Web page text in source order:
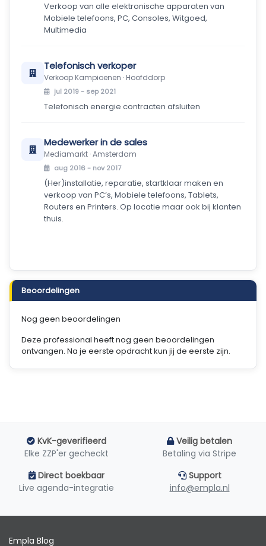
Verkoop van alle elektronische apparaten van
Mobiele telefoons, PC, Consoles, Witgoed,
Multimedia
Telefonisch verkoper
Verkoop Kampioenen · Hoofddorp
jul 2019 - sep 2021
Telefonisch energie contracten afsluiten
Medewerker in de sales
Mediamarkt · Amsterdam
aug 2016 - nov 2017
(Her)installatie, reparatie, startklaar maken en
verkoop van PC’s, Mobiele telefoons, Tablets,
Routers en Printers. Op locatie maar ook bij klanten
thuis.
Beoordelingen
Nog geen beoordelingen
Deze professional heeft nog geen beoordelingen
ontvangen. Na je eerste opdracht kun jij de eerste zijn.
KvK-geverifieerd
Elke ZZP'er gecheckt
Veilig betalen
Betaling via Stripe
Direct boekbaar
Live agenda-integratie
Support
info@empla.nl
Empla Blog